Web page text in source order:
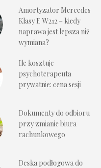
Amortyzator Mercedes
Klasy E W212 – kiedy
naprawa jest lepsza niż
wymiana?
Ile kosztuje
psychoterapeuta
prywatnie: cena sesji
Dokumenty do odbioru
przy zmianie biura
rachunkowego
Deska podłogowa do